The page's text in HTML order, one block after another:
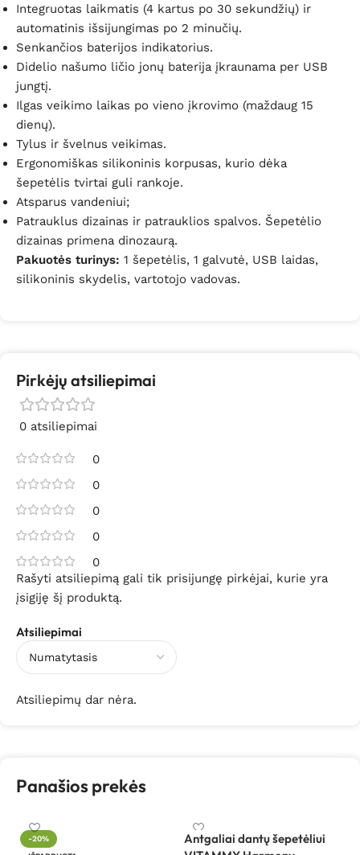
Integruotas laikmatis (4 kartus po 30 sekundžių) ir
automatinis išsijungimas po 2 minučių.
Senkančios baterijos indikatorius.
Didelio našumo ličio jonų baterija įkraunama per USB
jungtį.
Ilgas veikimo laikas po vieno įkrovimo (maždaug 15
dienų).
Tylus ir švelnus veikimas.
Ergonomiškas silikoninis korpusas, kurio dėka
šepetėlis tvirtai guli rankoje.
Atsparus vandeniui;
Patrauklus dizainas ir patrauklios spalvos. Šepetėlio
dizainas primena dinozaurą.
Pakuotės turinys: 1 šepetėlis, 1 galvutė, USB laidas,
silikoninis skydelis, vartotojo vadovas.
Pirkėjų atsiliepimai
0 atsiliepimai
0
0
0
0
0
Atsiliepimai
Atsiliepimų dar nėra.
Rašyti atsiliepimą gali tik prisijungę pirkėjai, kurie yra
įsigiję šį produktą.
Panašios prekės
-20%
Antgaliai dantų šepetėliui